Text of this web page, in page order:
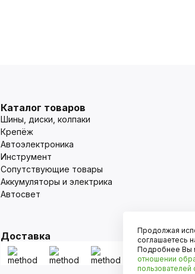
Каталог товаров
Шины, диски, колпаки
Крепёж
Автоэлектроника
Инструмент
Сопутствующие товары
Аккумуляторы и электрика
Автосвет
Доставка Продолжая
соглашаетесь
Подробнее Вы
отношении
пользователей